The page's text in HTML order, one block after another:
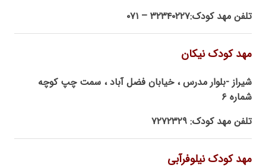
تلفن مهد کودک:۳۲۳۴۰۲۲۷ – ۰۷۱
مهد کودک نیکان
شیراز -بلوار مدرس ، خیابان فضل آباد ، سمت چپ کوچه
شماره ۶
تلفن مهد کودک: ۷۲۷۲۳۲۹
مهد کودک نیلوفرآبی